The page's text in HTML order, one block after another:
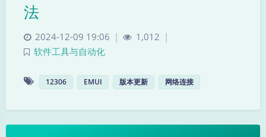
法
2024-12-09 19:06 | 1,012 |
软件工具与自动化
12306 EMUI 版本更新 网络连接